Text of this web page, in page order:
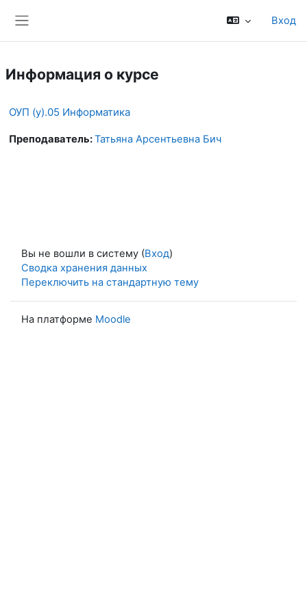
Вход
Информация о курсе
ОУП (у).05 Информатика
Преподаватель:Татьяна Арсентьевна Бич
Вы не вошли в систему (Вход)
Сводка хранения данных
Переключить на стандартную тему
На платформе Moodle